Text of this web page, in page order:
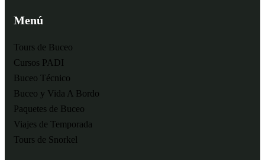
Menú
Tours de Buceo
Cursos PADI
Buceo Técnico
Buceo y Vida A Bordo
Paquetes de Buceo
Viajes de Temporada
Tours de Snorkel